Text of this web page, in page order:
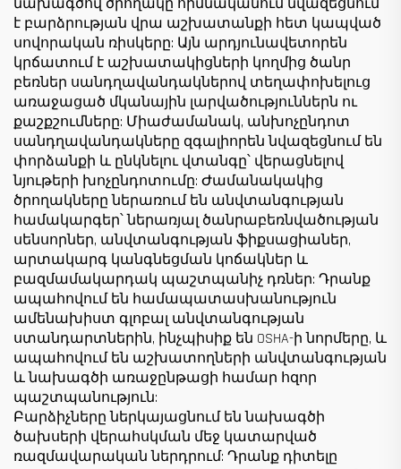
նախագծով ծրողակը հիմնականում նվազեցնում
է բարձրության վրա աշխատանքի հետ կապված
սովորական ռիսկերը: Այն արդյունավետորեն
կրճատում է աշխատակիցների կողմից ծանր
բեռներ սանդղավանդակներով տեղափոխելուց
առաջացած մկանային լարվածություններն ու
քաշքշումները: Միաժամանակ, անխոչընդոտ
սանդղավանդակները զգալիորեն նվազեցնում են
փորձանքի և ընկնելու վտանգը՝ վերացնելով
նյութերի խոչընդոտումը: Ժամանակակից
ծրողակները ներառում են անվտանգության
համակարգեր՝ ներառյալ ծանրաբեռնվածության
սենսորներ, անվտանգության ֆիքսացիաներ,
արտակարգ կանգնեցման կոճակներ և
բազմամակարդակ պաշտպանիչ դռներ: Դրանք
ապահովում են համապատասխանություն
ամենախիստ գլոբալ անվտանգության
ստանդարտներին, ինչպիսիք են OSHA-ի նորմերը, և
ապահովում են աշխատողների անվտանգության
և նախագծի առաջընթացի համար հզոր
պաշտպանություն:
Բարձիչները ներկայացնում են նախագծի
ծախսերի վերահսկման մեջ կատարված
ռազմավարական ներդրում: Դրանք դիտելը